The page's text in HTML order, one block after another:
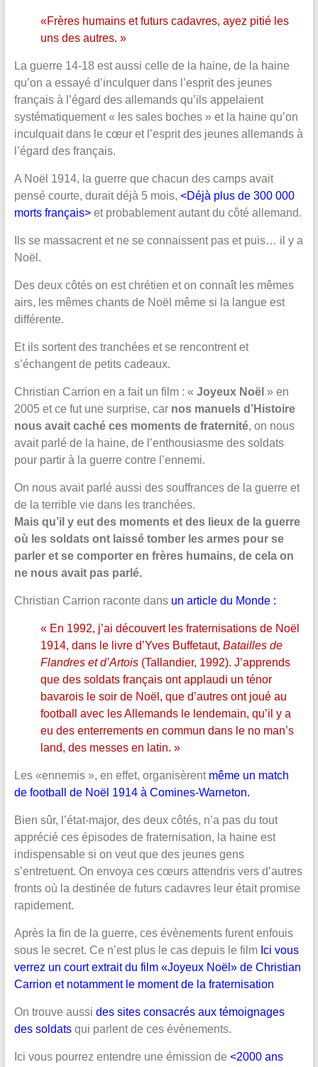
«Frères humains et futurs cadavres, ayez pitié les
uns des autres. »
La guerre 14-18 est aussi celle de la haine, de la haine
qu’on a essayé d’inculquer dans l’esprit des jeunes
français à l’égard des allemands qu’ils appelaient
systématiquement « les sales boches » et la haine qu’on
inculquait dans le cœur et l’esprit des jeunes allemands à
l’égard des français.
A Noël 1914, la guerre que chacun des camps avait
pensé courte, durait déjà 5 mois, <Déjà plus de 300 000
morts français>et probablement autant du côté allemand.
Ils se massacrent et ne se connaissent pas et puis… il y a
Noël.
Des deux côtés on est chrétien et on connaît les mêmes
airs, les mêmes chants de Noël même si la langue est
différente.
Et ils sortent des tranchées et se rencontrent et
s’échangent de petits cadeaux.
Christian Carrion en a fait un film : « Joyeux Noël » en
2005 et ce fut une surprise, car nos manuels d’Histoire
nous avait caché ces moments de fraternité, on nous
avait parlé de la haine, de l’enthousiasme des soldats
pour partir à la guerre contre l’ennemi.
On nous avait parlé aussi des souffrances de la guerre et
de la terrible vie dans les tranchées.
Mais qu’il y eut des moments et des lieux de la guerre
où les soldats ont laissé tomber les armes pour se
parler et se comporter en frères humains, de cela on
ne nous avait pas parlé.
Christian Carrion raconte dans un article du Monde:
« En 1992, j’ai découvert les fraternisations de Noël
1914, dans le livre d’Yves Buffetaut,Batailles de
Flandres et d’Artois (Tallandier, 1992). J’apprends
que des soldats français ont applaudi un ténor
bavarois le soir de Noël, que d’autres ont joué au
football avec les Allemands le lendemain, qu’il y a
eu des enterrements en commun dans le no man’s
land, des messes en latin. »
Les «ennemis », en effet, organisèrentmême un match
de football de Noël 1914 à Comines-Warneton.
Bien sûr, l’état-major, des deux côtés, n’a pas du tout
apprécié ces épisodes de fraternisation, la haine est
indispensable si on veut que des jeunes gens
s’entretuent. On envoya ces cœurs attendris vers d’autres
fronts où la destinée de futurs cadavres leur était promise
rapidement.
Après la fin de la guerre, ces évènements furent enfouis
sous le secret. Ce n’est plus le cas depuis le filmIci vous
verrez un court extrait du film «Joyeux Noël» de Christian
Carrion et notamment le moment de la fraternisation
On trouve aussi des sites consacrés aux témoignages
des soldatsqui parlent de ces évènements.
Ici vous pourrez entendre une émission de <2000 ans